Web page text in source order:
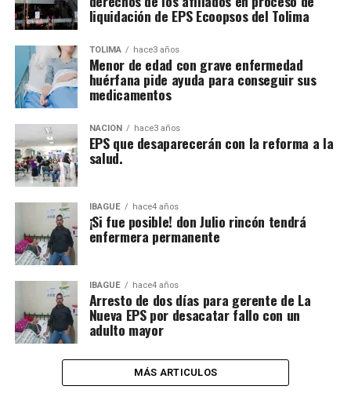
liquidación de EPS Ecoopsos del Tolima
TOLIMA hace3 años
Menor de edad con grave enfermedad
huérfana pide ayuda para conseguir sus
medicamentos
NACIÓN hace3 años
EPS que desaparecerán con la reforma a la
salud.
IBAGUÉ hace4 años
¡Si fue posible! don Julio rincón tendrá
enfermera permanente
IBAGUÉ hace4 años
Arresto de dos días para gerente de La
Nueva EPS por desacatar fallo con un
adulto mayor
MÁS ARTICULOS